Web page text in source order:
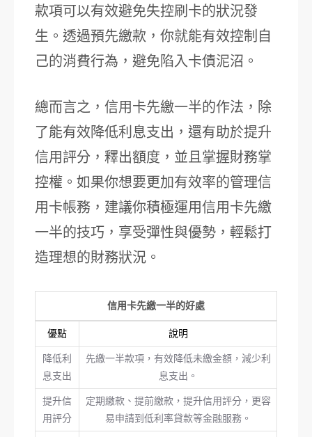
款項可以有效避免失控刷卡的狀況發
生。透過預先繳款，你就能有效控制自
己的消費行為，避免陷入卡債泥沼。
總而言之，信用卡先繳一半的作法，除
了能有效降低利息支出，還有助於提升
信用評分，釋出額度，並且掌握財務掌
控權。如果你想要更加有效率的管理信
用卡帳務，建議你積極運用信用卡先繳
一半的技巧，享受彈性與優勢，輕鬆打
造理想的財務狀況。
信用卡先繳一半的好處
優點 說明
降低利
息支出
先繳一半款項，有效降低未繳金額，減少利
息支出。
提升信
用評分
定期繳款、提前繳款，提升信用評分，更容
易申請到低利率貸款等金融服務。